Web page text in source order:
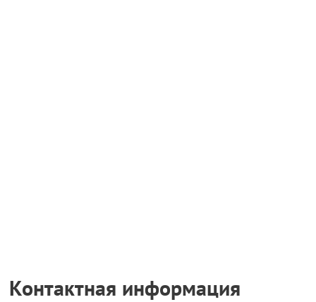
Контактная информация